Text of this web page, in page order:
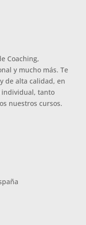
Coaching,
y mucho más. Te
de alta calidad, en
individual, tanto
nuestros cursos.